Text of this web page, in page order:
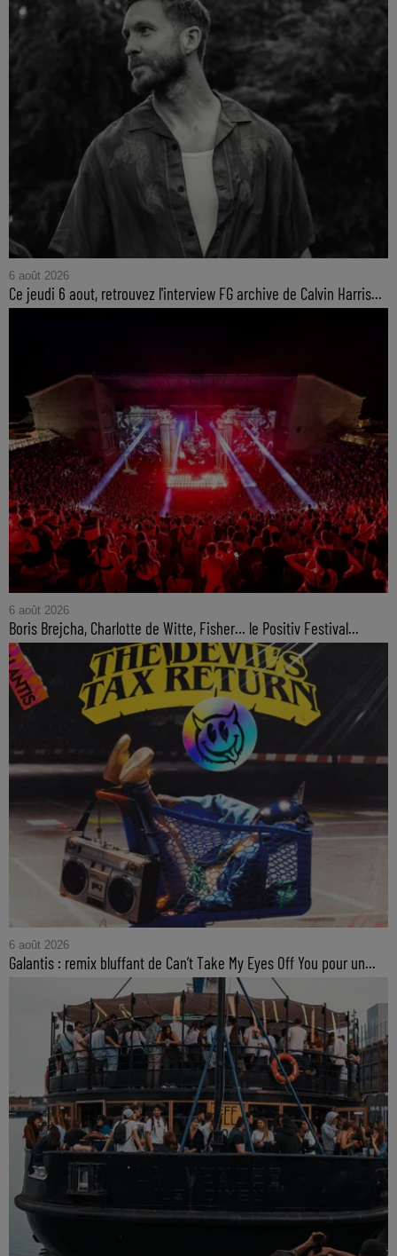
6 août 2026
Ce jeudi 6 aout, retrouvez l'interview FG archive de Calvin Harris...
6 août 2026
Boris Brejcha, Charlotte de Witte, Fisher… le Positiv Festival...
6 août 2026
Galantis : remix bluffant de Can’t Take My Eyes Off You pour un...